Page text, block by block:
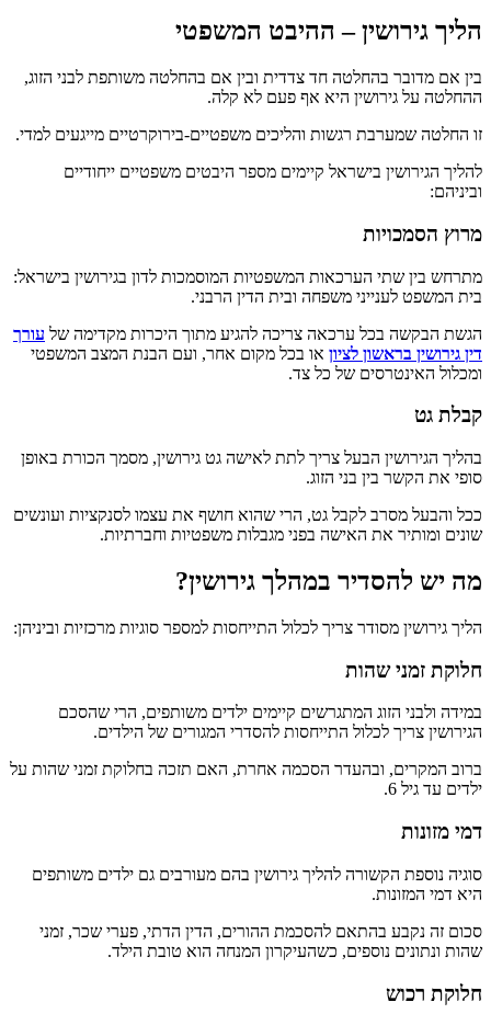
הליך גירושין – ההיבט המשפטי
בין אם מדובר בהחלטה חד צדדית ובין אם בהחלטה משותפת לבני הזוג,
ההחלטה על גירושין היא אף פעם לא קלה.
זו החלטה שמערבת רגשות והליכים משפטיים-בירוקרטיים מייגעים למדי.
להליך הגירושין בישראל קיימים מספר היבטים משפטיים ייחודיים
וביניהם:
מרוץ הסמכויות
מתרחש בין שתי הערכאות המשפטיות המוסמכות לדון בגירושין בישראל:
בית המשפט לענייני משפחה ובית הדין הרבני.
הגשת הבקשה בכל ערכאה צריכה להגיע מתוך היכרות מקדימה של עורך
דין גירושין בראשון לציון או בכל מקום אחר, ועם הבנת המצב המשפטי
ומכלול האינטרסים של כל צד.
קבלת גט
בהליך הגירושין הבעל צריך לתת לאישה גט גירושין, מסמך הכורת באופן
סופי את הקשר בין בני הזוג.
ככל והבעל מסרב לקבל גט, הרי שהוא חושף את עצמו לסנקציות ועונשים
שונים ומותיר את האישה בפני מגבלות משפטיות וחברתיות.
מה יש להסדיר במהלך גירושין?
הליך גירושין מסודר צריך לכלול התייחסות למספר סוגיות מרכזיות וביניהן:
חלוקת זמני שהות
במידה ולבני הזוג המתגרשים קיימים ילדים משותפים, הרי שהסכם
הגירושין צריך לכלול התייחסות להסדרי המגורים של הילדים.
ברוב המקרים, ובהעדר הסכמה אחרת, האם תזכה בחלוקת זמני שהות על
ילדים עד גיל 6.
דמי מזונות
סוגיה נוספת הקשורה להליך גירושין בהם מעורבים גם ילדים משותפים
היא דמי המזונות.
סכום זה נקבע בהתאם להסכמת ההורים, הדין הדתי, פערי שכר, זמני
שהות ונתונים נוספים, כשהעיקרון המנחה הוא טובת הילד.
חלוקת רכוש